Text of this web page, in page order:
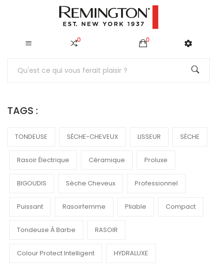
0 0
TAGS :
TONDEUSE SÈCHE-CHEVEUX LISSEUR SÈCHE
Rasoir Électrique Céramique Proluxe
BIGOUDIS Sèche Cheveux Professionnel
Puissant Rasoirfemme Pliable Compact
Tondeuse À Barbe RASOIR
Colour Protect Intelligent HYDRALUXE